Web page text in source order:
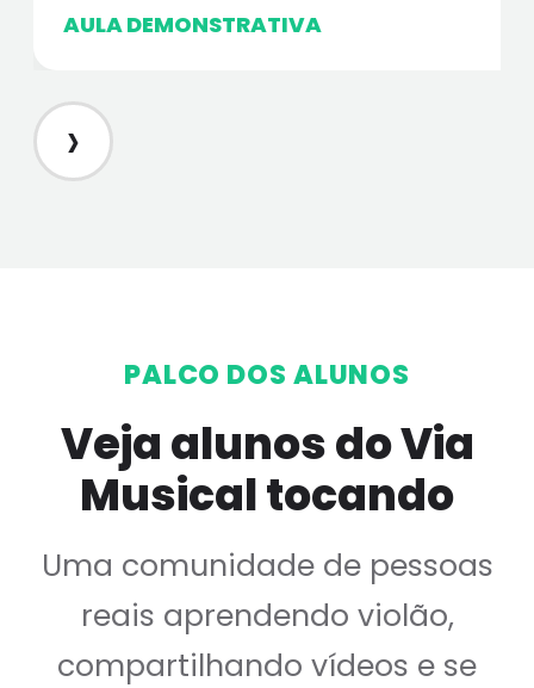
AULA DEMONSTRATIVA
›
PALCO DOS ALUNOS
Veja alunos do Via
Musical tocando
Uma comunidade de pessoas
reais aprendendo violão,
compartilhando vídeos e se